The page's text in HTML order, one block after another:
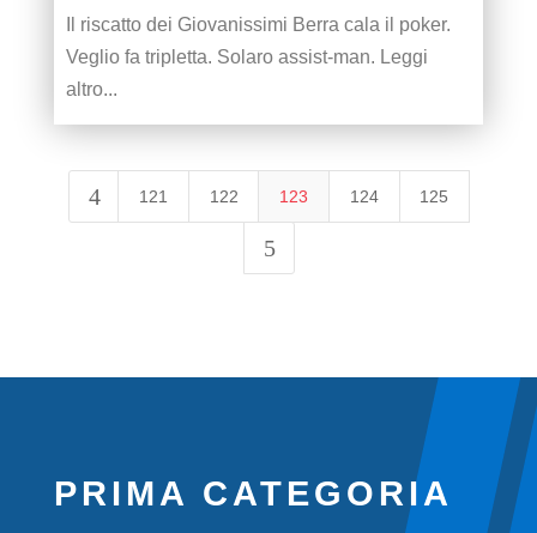
Il riscatto dei Giovanissimi Berra cala il poker.
Veglio fa tripletta. Solaro assist-man. Leggi
altro...
4 121 122 123 124 125
5
PRIMA CATEGORIA